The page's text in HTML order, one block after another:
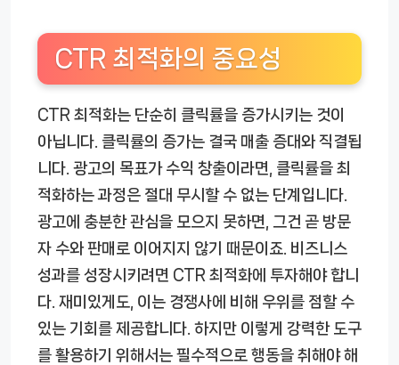
CTR 최적화의 중요성
CTR 최적화는 단순히 클릭률을 증가시키는 것이
아닙니다. 클릭률의 증가는 결국 매출 증대와 직결됩
니다. 광고의 목표가 수익 창출이라면, 클릭률을 최
적화하는 과정은 절대 무시할 수 없는 단계입니다.
광고에 충분한 관심을 모으지 못하면, 그건 곧 방문
자 수와 판매로 이어지지 않기 때문이죠. 비즈니스
성과를 성장시키려면 CTR 최적화에 투자해야 합니
다. 재미있게도, 이는 경쟁사에 비해 우위를 점할 수
있는 기회를 제공합니다. 하지만 이렇게 강력한 도구
를 활용하기 위해서는 필수적으로 행동을 취해야 해